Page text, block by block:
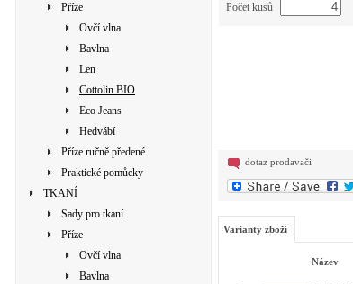
Příze
Ovčí vlna
Bavlna
Len
Cottolin BIO
Eco Jeans
Hedvábí
Příze ručně předené
Praktické pomůcky
TKANÍ
Sady pro tkaní
Příze
Ovčí vlna
Bavlna
Počet kusů
dotaz prodavači
Varianty zboží
Název